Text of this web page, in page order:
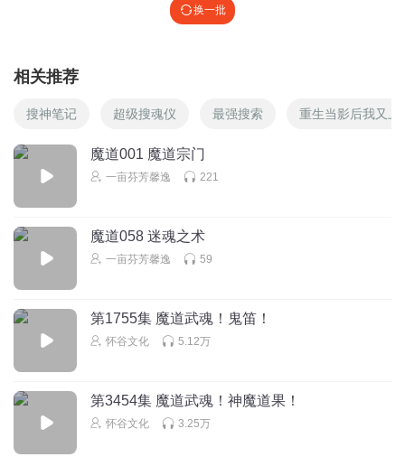
换一批
相关推荐
搜神笔记 超级搜魂仪 最强搜索 重生当影后我又上
魔道001 魔道宗门
一亩芬芳馨逸 221
魔道058 迷魂之术
一亩芬芳馨逸 59
第1755集 魔道武魂！鬼笛！
怀谷文化 5.12万
第3454集 魔道武魂！神魔道果！
怀谷文化 3.25万